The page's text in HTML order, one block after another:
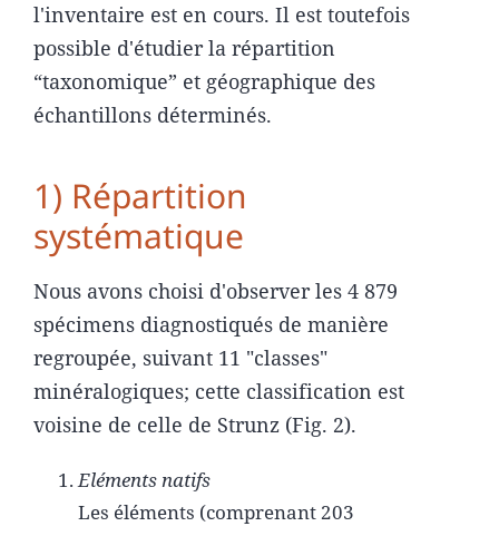
l'inventaire est en cours. Il est toutefois
possible d'étudier la répartition
“taxonomique” et géographique des
échantillons déterminés.
1) Répartition
systématique
Nous avons choisi d'observer les 4 879
spécimens diagnostiqués de manière
regroupée, suivant 11 "classes"
minéralogiques; cette classification est
voisine de celle de Strunz (Fig. 2).
Eléments natifs
Les éléments (comprenant 203